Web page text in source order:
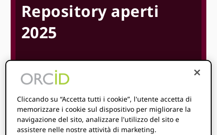
Repository aperti
2025
15 Giugno 2025 8: 00 am 18
Giugno 2025
Ora di inizio dove sei: Impossibile rilevare il tuo fuso
orario. Provare ricarico la pagina.
Cliccando su “Accetta tutti i cookie”, l'utente accetta di
memorizzare i cookie sul dispositivo per migliorare la
navigazione del sito, analizzare l'utilizzo del sito e
assistere nelle nostre attività di marketing.